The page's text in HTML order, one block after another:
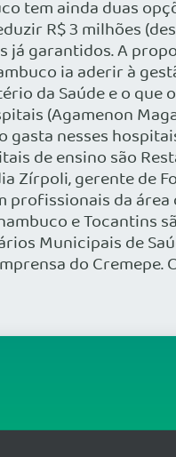
tem ainda duas
R$ 3 milhões
garantidos. A
ia aderir à
da Saúde e o
(Agamenon
gasta nesses
de ensino são
Zírpoli, gerente
da área
e Tocantins
Municipais de
do